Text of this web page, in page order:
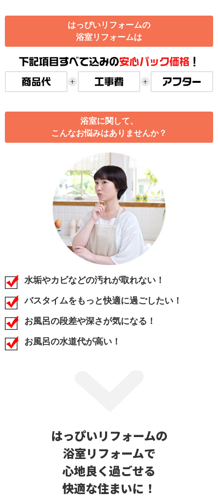
はっぴいリフォームの
浴室リフォームは
浴室に関して、
こんなお悩みはありませんか？
水垢やカビなどの汚れが取れない！
バスタイムをもっと快適に過ごしたい！
お風呂の段差や深さが気になる！
お風呂の水道代が高い！
はっぴいリフォームの
浴室リフォームで
心地良く過ごせる
快適な住まいに！